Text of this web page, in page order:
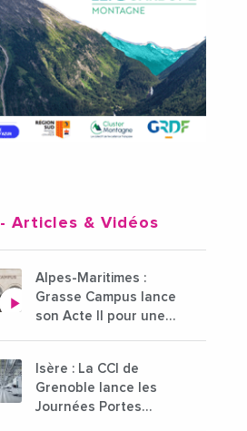
- Articles & Vidéos
Alpes-Maritimes :
Grasse Campus lance
son Acte II pour une
l'enseignement
supérieur
Isère : La CCI de
Grenoble lance les
Journées Portes